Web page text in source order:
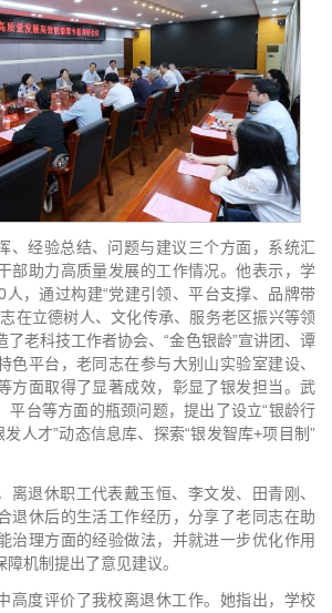
、经验总结、问题与建议三个方面，系统汇
部助力高质量发展的工作情况。他表示，学
，通过构建“党建引领、平台支撑、品牌带
在立德树人、文化传承、服务老区振兴等领
了老科技工作者协会、“金色银龄”宣讲团、谭
色平台，老同志在参与大别山实验室建设、
方面取得了显著成效，彰显了银发担当。武
平台等方面的瓶颈问题，提出了设立“银龄行
发人才”动态信息库、探索“银发智库+项目制”
离退休职工代表戴玉恒、李文发、田青刚、
退休后的生活工作经历，分享了老同志在助
治理方面的经验做法，并就进一步优化作用
机制提出了意见建议。
高度评价了我校离退休工作。她指出，学校